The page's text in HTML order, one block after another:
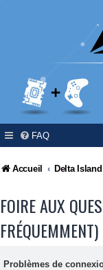
FAQ
Accueil Delta Island
FOIRE AUX
FRÉQUEMMENT)
Problèmes de